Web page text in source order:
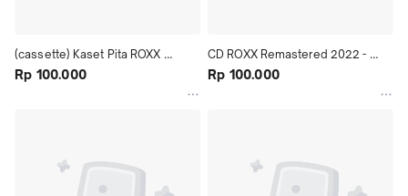
(cassette) Kaset Pita ROXX
Remastered 2022 -
Rp 100.000
CD ROXX Remastered 2022 -
KamarMusik.id
Rp 100.000